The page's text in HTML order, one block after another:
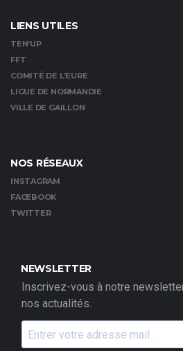
LIENS UTILES
TEN’UP
FFT
COMITÉ DE L’EURE
LIGUE DE NORMANDIE
VILLE DE GAILLON
NOS RÉSEAUX
INSTAGRAM
FACEBOOK
TWITTER
NEWSLETTER
Inscrivez-vous à notre
nos actualités.